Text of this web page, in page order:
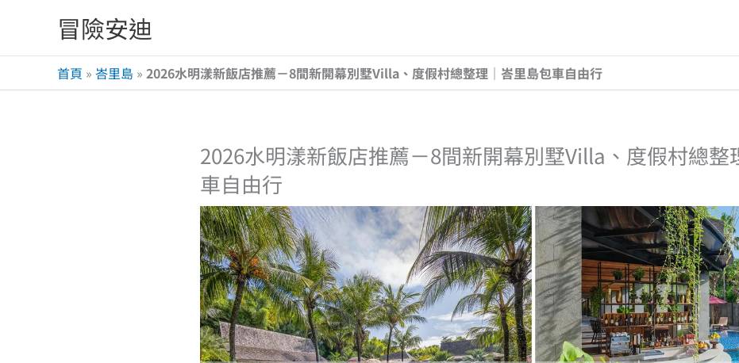
主
冒險安迪
首頁 » 峇里島 » 2026水明漾新飯店推薦－8間新開幕別墅Villa、度假村總整理｜峇里島包車自由行
2026水明漾新飯店推薦－8間新開幕別墅Villa、度假村總整
車自由行